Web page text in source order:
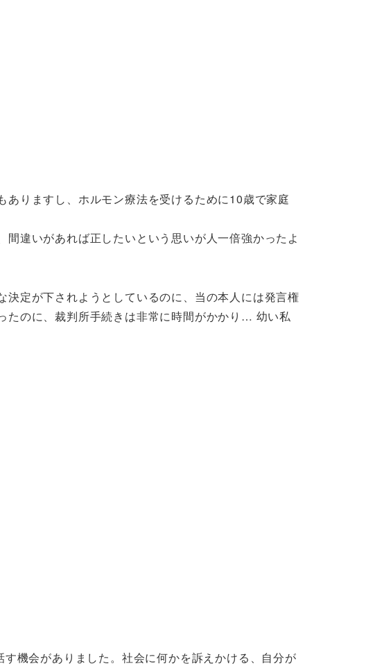
りますし、ホルモン療法を受けるために10歳で家庭
違いがあれば正したいという思いが人一倍強かったよ
定が下されようとしているのに、当の本人には発言権
たのに、裁判所手続きは非常に時間がかかり… 幼い私
機会がありました。社会に何かを訴えかける、自分が